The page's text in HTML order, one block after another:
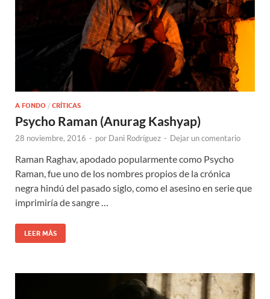
A FONDO / CRÍTICAS
Psycho Raman (Anurag Kashyap)
28 noviembre, 2016 - por Dani Rodríguez - Dejar un comentario
Raman Raghav, apodado popularmente como Psycho
Raman, fue uno de los nombres propios de la crónica
negra hindú del pasado siglo, como el asesino en serie que
imprimiría de sangre …
LEER MÁS